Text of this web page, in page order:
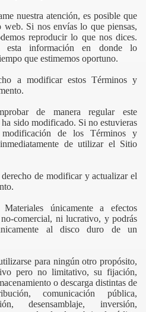
nuestra atención, es posible que
Si nos envías lo que piensas,
reproducir lo que nos dices.
esta información en donde lo
que estimemos oportuno.
a modificar estos Términos y
de manera regular este
sido modificado. Si no estuvieras
de los Términos y
de utilizar el Sitio
de modificar y actualizar el
únicamente a efectos
comercial, ni lucrativo, y podrás
al disco duro de un
para ningún otro propósito,
pero no limitativo, su fijación,
o descarga distintas de
comunicación pública,
desensamblaje, inversión,